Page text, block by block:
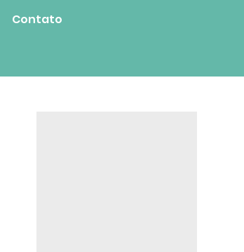
Contato